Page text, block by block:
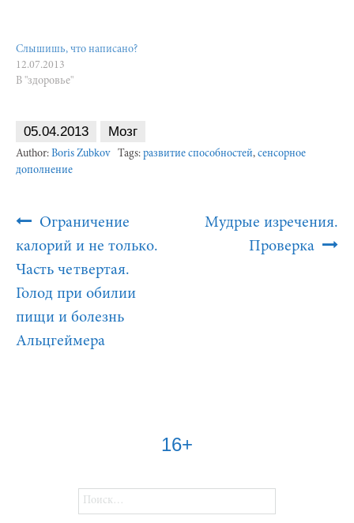
Слышишь, что написано?
12.07.2013
В "здоровье"
05.04.2013 Мозг
Author: Boris Zubkov Tags: развитие способностей, сенсорное
дополнение
Post
Navigation
Ограничение
калорий и не только.
Часть четвертая.
Голод при обилии
пищи и болезнь
Альцгеймера
Мудрые изречения.
Проверка
16+
Найти: